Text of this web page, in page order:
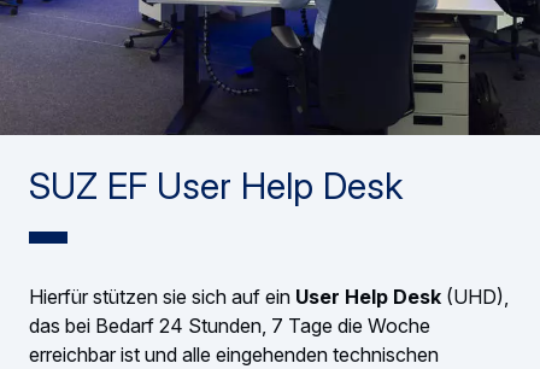
SUZ EF User Help Desk
Hierfür stützen sie sich auf ein User Help Desk (UHD),
das bei Bedarf 24 Stunden, 7 Tage die Woche
erreichbar ist und alle eingehenden technischen